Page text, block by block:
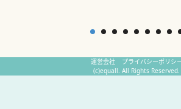
運営会社
プライバシーポリシ
(c)equall. All Rights Reserved.